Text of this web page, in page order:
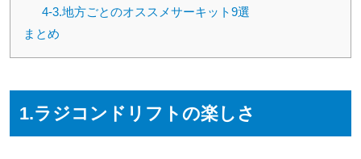
4-3.地方ごとのオススメサーキット9選
まとめ
1.ラジコンドリフトの楽しさ